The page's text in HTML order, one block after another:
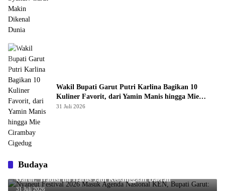
Wakil Bupati Garut Putri Karlina Bagikan 10
Kuliner Favorit, dari Yamin Manis hingga Mie
Cirambay Cigedug
31 Juli 2026
Budaya
Nyaneut Festival 2026 Masuk Agenda Nasional KEN, Bupati
Garut: Tradisi Ini Harus Jadi Kebanggaan Daerah
31 Juli 2026